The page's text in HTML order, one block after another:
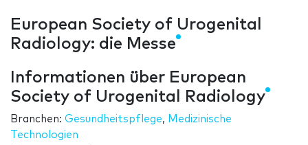
European Society of Urogenital
Radiology: die Messe
Informationen über European
Society of Urogenital Radiology
Branchen: Gesundheitspflege, Medizinische
Technologien